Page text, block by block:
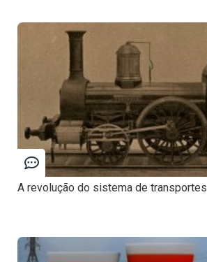
A revolução do sistema de transportes